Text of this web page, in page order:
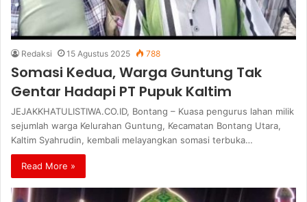
Redaksi 15 Agustus 2025 788
Somasi Kedua, Warga Guntung Tak
Gentar Hadapi PT Pupuk Kaltim
JEJAKKHATULISTIWA.CO.ID, Bontang – Kuasa pengurus lahan milik
sejumlah warga Kelurahan Guntung, Kecamatan Bontang Utara,
Kaltim Syahrudin, kembali melayangkan somasi terbuka…
Read More »